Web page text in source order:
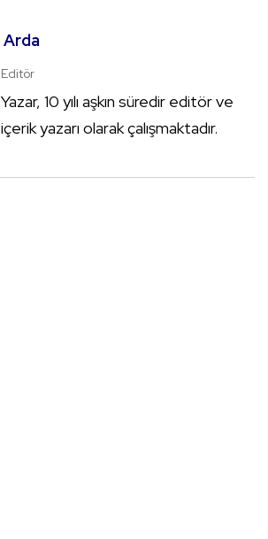
Arda
Editör
Yazar, 10 yılı aşkın süredir editör ve
içerik yazarı olarak çalışmaktadır.